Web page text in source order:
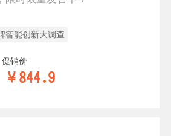
智能创新大调查
促销价
￥ 844.9